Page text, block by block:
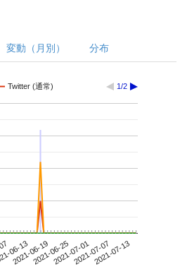
変動（月別） 分布
Twitter (通常) 1/2
06-13
2021-06-192021-06-252021-07-012021-07-072021-07-13